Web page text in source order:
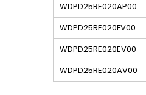
WDPD25RE020AP00
WDPD25RE020FV00
WDPD25RE020EV00
WDPD25RE020AV00